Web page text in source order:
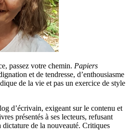
passez votre chemin. Papiers
et de tendresse, d’enthousiasme
de la vie et pas un exercice de style
d’écrivain, exigeant sur le contenu et
présentés à ses lecteurs, refusant
de la nouveauté. Critiques